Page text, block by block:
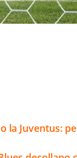
la Juventus: